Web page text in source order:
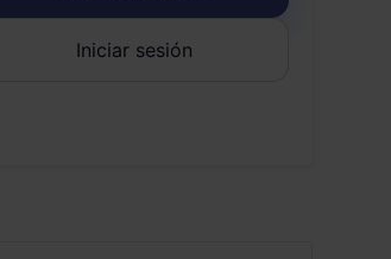
Iniciar sesión